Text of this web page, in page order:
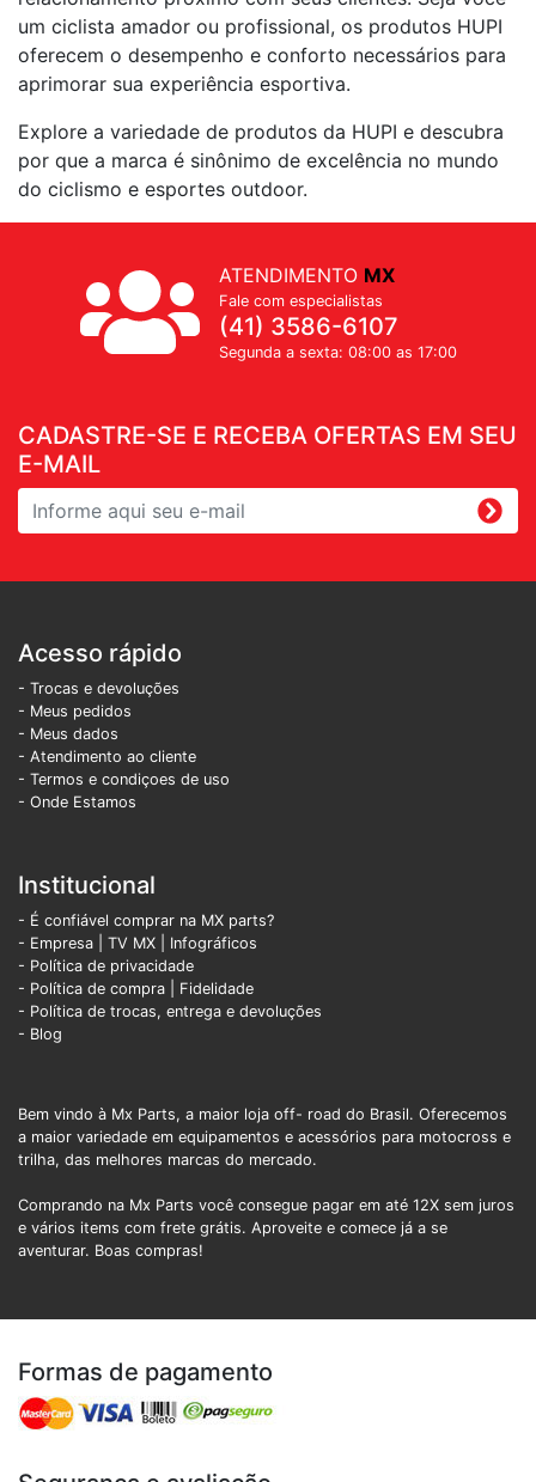
um ciclista amador ou profissional, os produtos HUPI
oferecem o desempenho e conforto necessários para
aprimorar sua experiência esportiva.
Explore a variedade de produtos da HUPI e descubra
por que a marca é sinônimo de excelência no mundo
do ciclismo e esportes outdoor.
CADASTRE-SE E RECEBA OFERTAS EM SEU
E-MAIL
ATENDIMENTO MX
Fale com especialistas
(41) 3586-6107
Segunda a sexta: 08:00 as 17:00
Acesso rápido
- Trocas e devoluções
- Meus pedidos
- Meus dados
- Atendimento ao cliente
- Termos e condiçoes de uso
- Onde Estamos
Institucional
- É confiável comprar na MX parts?
- Empresa
TV MX
Infográficos
- Política de privacidade
- Política de compra | Fidelidade
- Política de trocas, entrega e devoluções
- Blog
Bem vindo à Mx Parts, a maior loja off- road do Brasil. Oferecemos
a maior variedade em equipamentos e acessórios para motocross e
trilha, das melhores marcas do mercado.
Comprando na Mx Parts você consegue pagar em até 12X sem juros
e vários items com frete grátis. Aproveite e comece já a se
aventurar. Boas compras!
Formas de pagamento